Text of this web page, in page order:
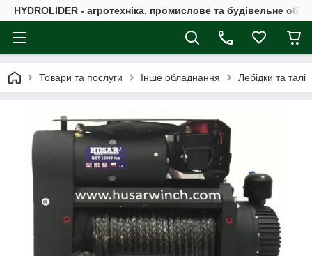
HYDROLIDER - агротехніка, промислове та будівельне
Товари та послуги Інше обладнання Лебідки та талі